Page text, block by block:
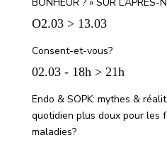
O2.03 > 13.03
Consent-et-vous?
02.03 - 18h > 21h
Endo & SOPK: mythes &
quotidien plus doux pour les
maladies?